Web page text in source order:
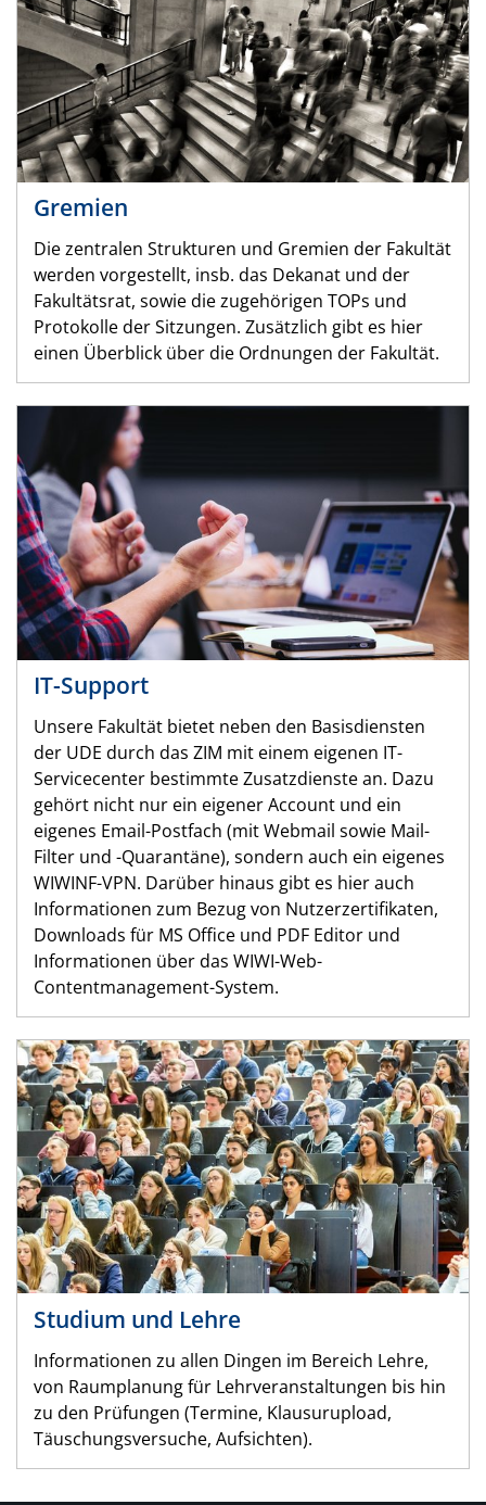
Gremien
Die zentralen Strukturen und Gremien der Fakultät
werden vorgestellt, insb. das Dekanat und der
Fakultätsrat, sowie die zugehörigen TOPs und
Protokolle der Sitzungen. Zusätzlich gibt es hier
einen Überblick über die Ordnungen der Fakultät.
IT-Support
Unsere Fakultät bietet neben den Basisdiensten
der UDE durch das ZIM mit einem eigenen IT-
Servicecenter bestimmte Zusatzdienste an. Dazu
gehört nicht nur ein eigener Account und ein
eigenes Email-Postfach (mit Webmail sowie Mail-
Filter und -Quarantäne), sondern auch ein eigenes
WIWINF-VPN. Darüber hinaus gibt es hier auch
Informationen zum Bezug von Nutzerzertifikaten,
Downloads für MS Office und PDF Editor und
Informationen über das WIWI-Web-
Contentmanagement-System.
Studium und Lehre
Informationen zu allen Dingen im Bereich Lehre,
von Raumplanung für Lehrveranstaltungen bis hin
zu den Prüfungen (Termine, Klausurupload,
Täuschungsversuche, Aufsichten).